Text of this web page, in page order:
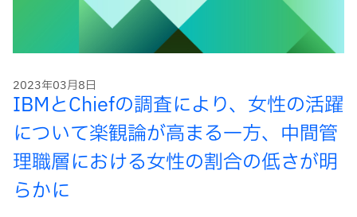
2023年03月8日
IBMとChiefの調査により、女性の活躍
について楽観論が高まる一方、中間管
理職層における女性の割合の低さが明
らかに